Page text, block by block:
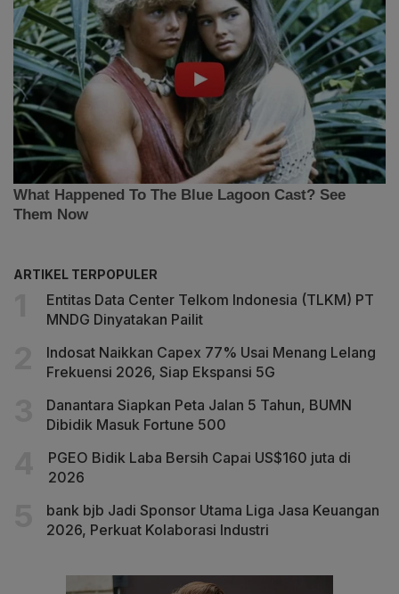
ARTIKEL TERPOPULER
Entitas Data Center Telkom Indonesia (TLKM) PT
MNDG Dinyatakan Pailit
Indosat Naikkan Capex 77% Usai Menang Lelang
Frekuensi 2026, Siap Ekspansi 5G
Danantara Siapkan Peta Jalan 5 Tahun, BUMN
Dibidik Masuk Fortune 500
PGEO Bidik Laba Bersih Capai US$160 juta di
2026
bank bjb Jadi Sponsor Utama Liga Jasa Keuangan
2026, Perkuat Kolaborasi Industri